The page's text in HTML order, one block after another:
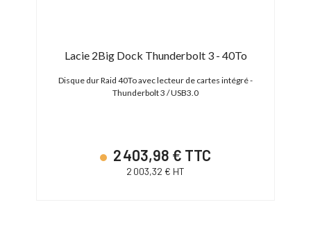
Lacie 2Big Dock Thunderbolt 3 - 40To
Disque dur Raid 40To avec lecteur de cartes intégré -
Thunderbolt 3 / USB3.0
2 403,98 € TTC
2 003,32 € HT